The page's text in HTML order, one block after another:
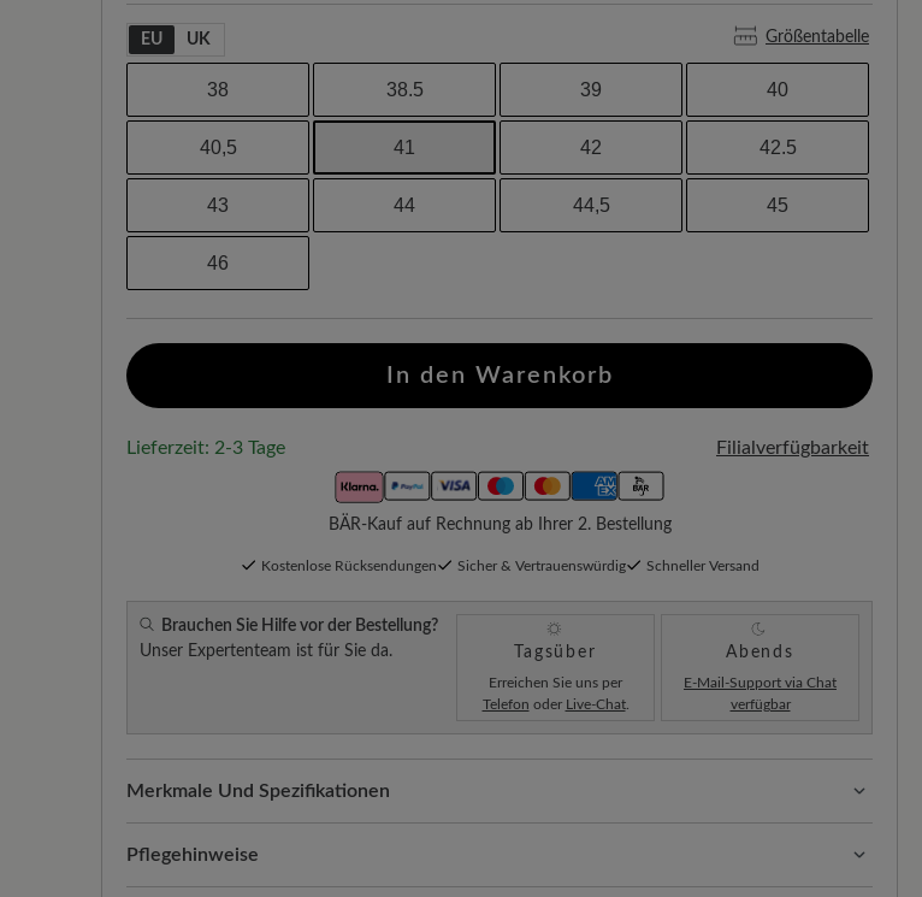
EU UK Größentabelle
38 38.5 39 40
40,5 41 42 42.5
43 44 44,5 45
46
In den Warenkorb
Lieferzeit: 2-3 Tage Filialverfügbarkeit
BÄR-Kauf auf Rechnung ab Ihrer 2. Bestellung
Kostenlose Rücksendungen Sicher & Vertrauenswürdig Schneller Versand
Brauchen Sie Hilfe vor der Bestellung?
Unser Expertenteam ist für Sie da.
Tagsüber
Erreichen Sie uns per
Telefon oder Live-Chat.
Abends
E-Mail-Support via Chat
verfügbar
Merkmale Und Spezifikationen
Freeyourfeet!Die perfekte Passform mit 100% Zehenfreiheit. Natürlich geformte
Schuhe, handgefertigt hergestellt.
Pflegehinweise